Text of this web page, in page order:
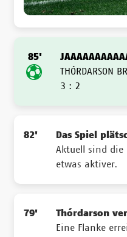
85'
THÓRDARSON
3 : 2
82'
Das Spiel
Aktuell sind die
etwas aktiver.
79'
Thórdarson
Eine Flanke